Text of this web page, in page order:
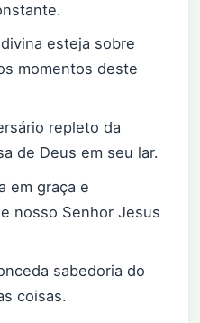
esteja sobre
momentos deste
repleto da
de Deus em seu lar.
em graça e
nosso Senhor Jesus
sabedoria do
coisas.